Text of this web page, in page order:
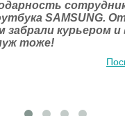
SAMSUNG.
забрали курьером
тоже!